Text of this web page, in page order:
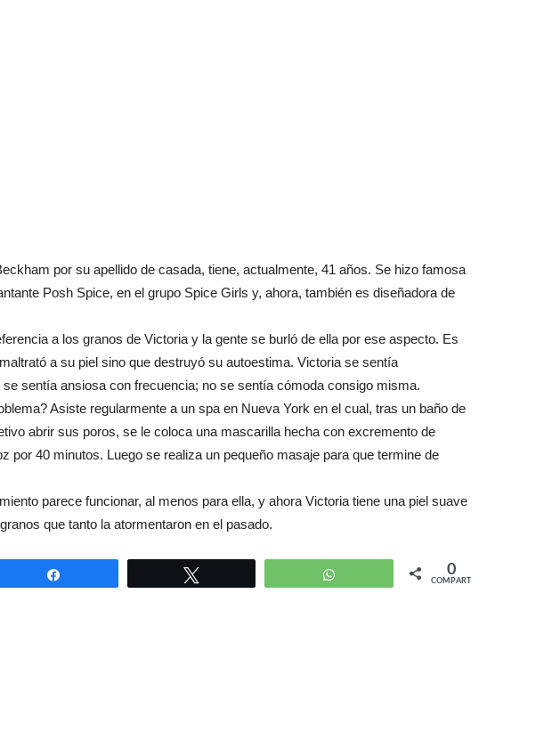
por su apellido de casada, tiene, actualmente, 41 años. Se hizo famosa
Posh Spice, en el grupo Spice Girls y, ahora, también es diseñadora de
a los granos de Victoria y la gente se burló de ella por ese aspecto. Es
a su piel sino que destruyó su autoestima. Victoria se sentía
sentía ansiosa con frecuencia; no se sentía cómoda consigo misma.
Asiste regularmente a un spa en Nueva York en el cual, tras un baño de
abrir sus poros, se le coloca una mascarilla hecha con excremento de
por 40 minutos. Luego se realiza un pequeño masaje para que termine de
parece funcionar, al menos para ella, y ahora Victoria tiene una piel suave
que tanto la atormentaron en el pasado.
0
COMPARTIR